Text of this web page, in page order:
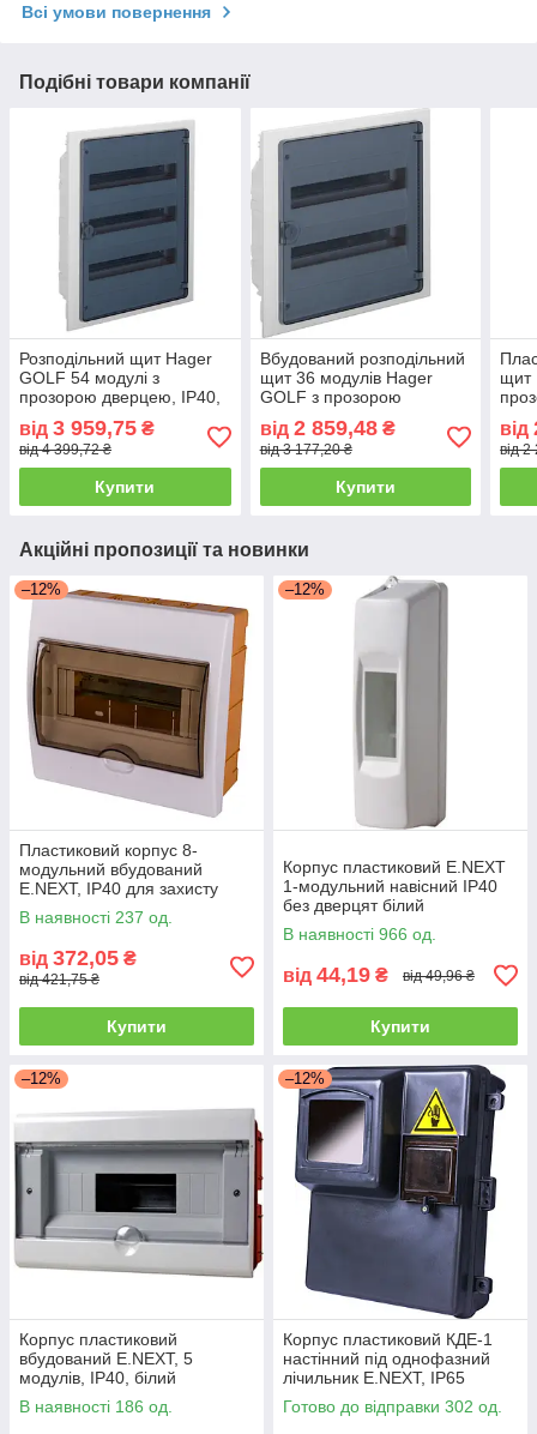
Всі умови повернення
Подібні товари компанії
Розподільний щит Hager
GOLF 54 модулі з
прозорою дверцею, IP40,
63A, вбудовуваний, білий
від 3 959,75 ₴
від 4 399,72 ₴
Купити
Вбудований розподільний
щит 36 модулів Hager
GOLF з прозорою
дверцятю, IP40, 63А,
білий
від 2 859,48₴
від 3 177,20 ₴
Купити
щит
18
від
від
Акційні пропозиції та новинки
–12%
Пластиковий корпус 8-
модульний вбудований
E.NEXT, IP40 для захисту
електрообладнання
В наявності 237 од.
від 372,05 ₴
від 421,75 ₴
Купити
–12%
Корпус пластиковий E.NEXT
1-модульний навісний IP40
без дверцят білий
В наявності 966 од.
від 44,19 ₴ від 49,96 ₴
Купити
–12%
Корпус пластиковий
вбудований E.NEXT, 5
модулів, IP40, білий
В наявності 186 од.
–12%
Корпус пластиковий КДЕ-1
настінний під однофазний
лічильник E.NEXT, IP65
Готово до відправки 302 од.